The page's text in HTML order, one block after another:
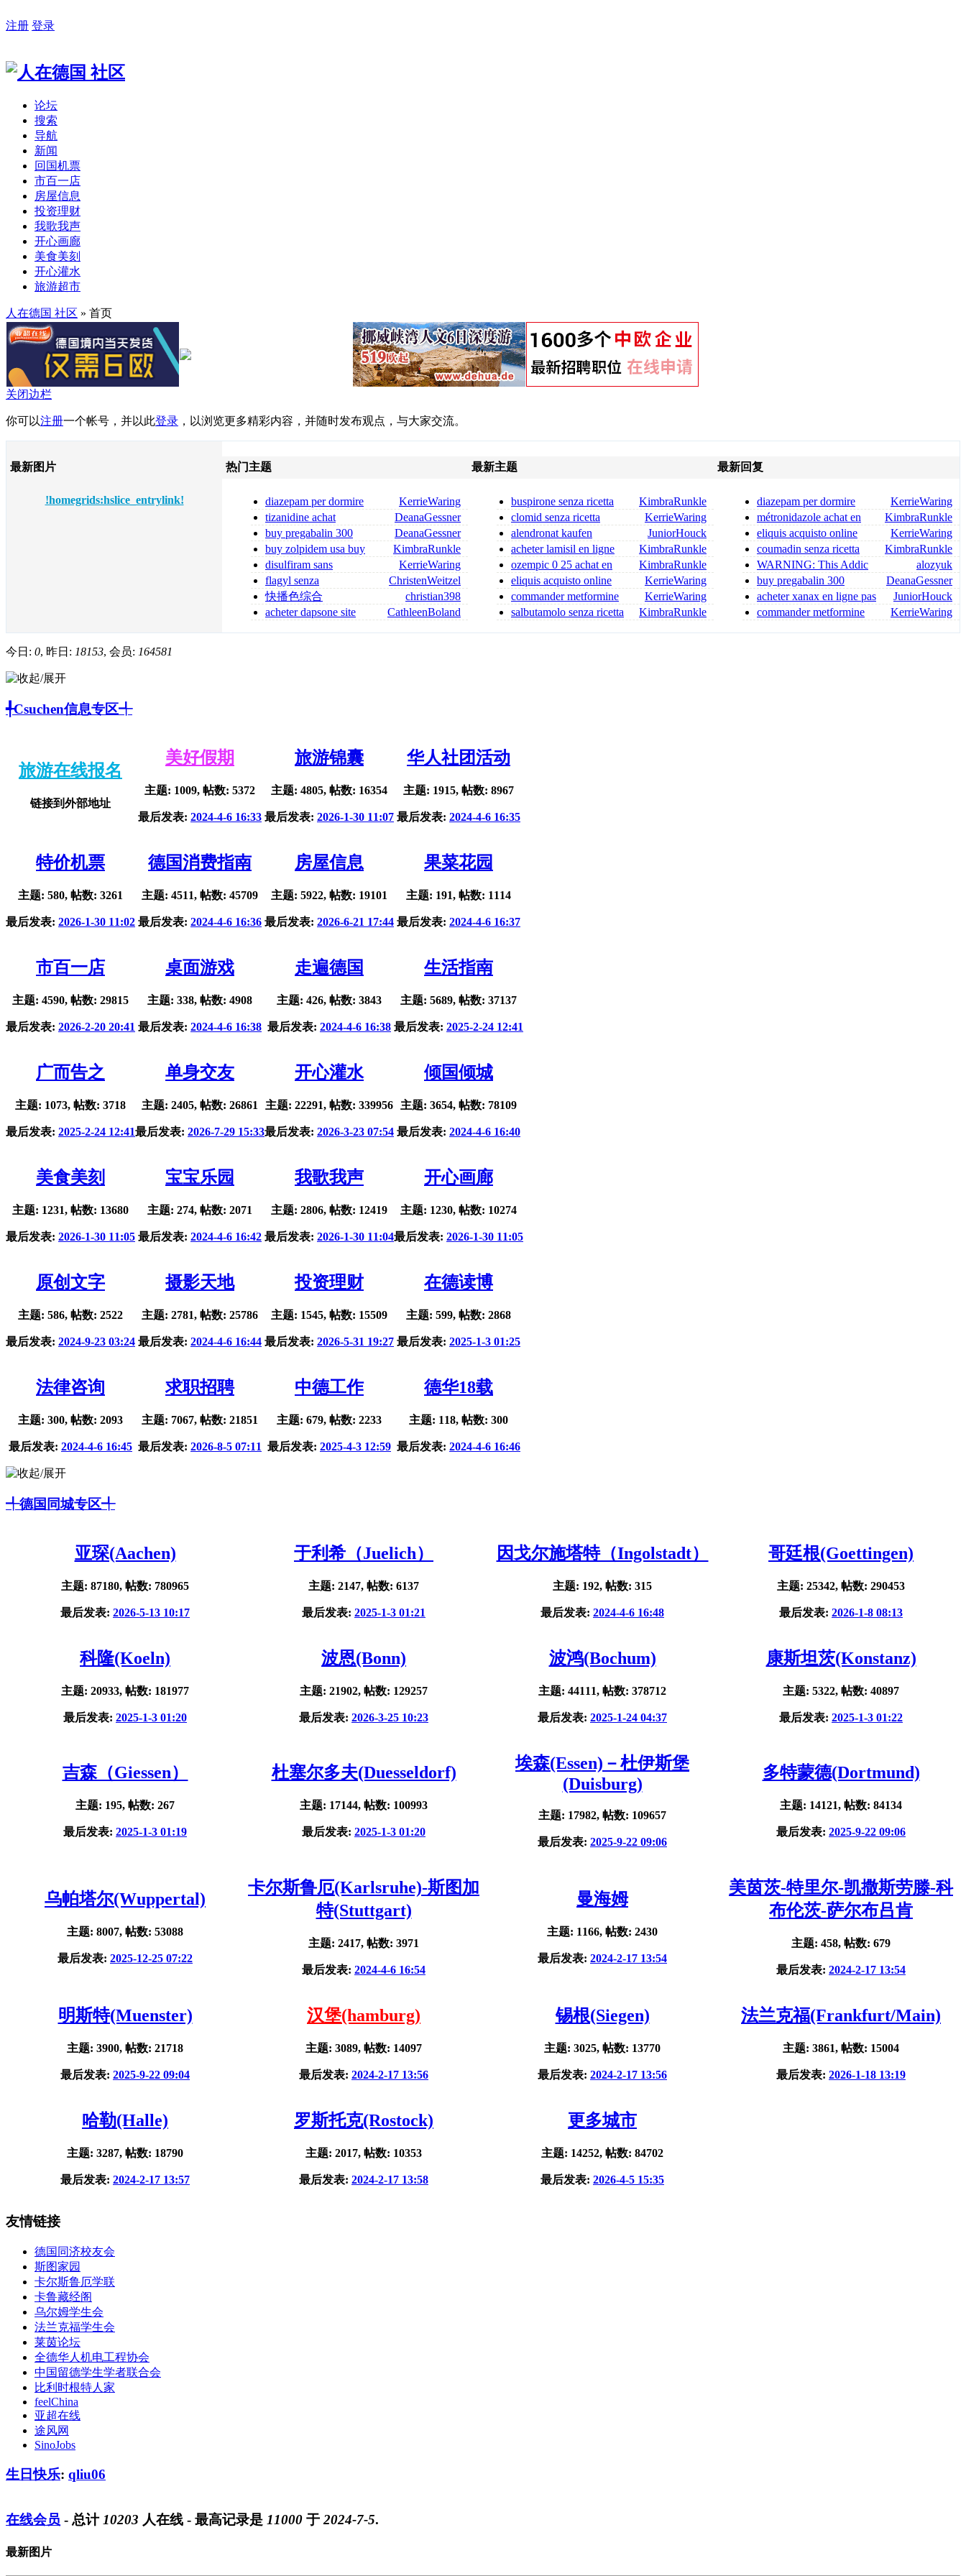
注册 登录
论坛
搜索
导航
新闻
回国机票
市百一店
房屋信息
投资理财
我歌我声
开心画廊
美食美刻
开心灌水
旅游超市
人在德国 社区 » 首页
关闭边栏
你可以注册一个帐号，并以此登录 ，以浏览更多精彩内容，并随时发布观点，与大家交流。
最新图片
!homegrids:hslice_entrylink!
热门主题
KerrieWaring
diazepam per dormire
diazepam compresse
DeanaGessner
tizanidine achat
tizanidine sans ordonnance
DeanaGessner
buy pregabalin 300
online pregabalin 300 mg for saKimbraRunkle
buy zolpidem usa buy
zolpidem
KerrieWaring
disulfiram sans
ordonnance
ChristenWeitzel
flagyl senza
prescrizione medica flagyl si può cochristian398
快播色综合
CathleenBoland
acheter dapsone site
最新主题
KimbraRunkle
buspirone senza ricetta
buspirone acquisto
KerrieWaring
clomid senza ricetta
clomid acquisto on line
JuniorHouck
alendronat kaufen
alendronat rezeptfrei
KimbraRunkle
acheter lamisil en ligne
acheter lamisil
KimbraRunkle
ozempic 0 25 achat en
ligne commande ozempic
KerrieWaring
eliquis acquisto online
eliquis senza ricetta
KerrieWaring
commander metformine
sur internet acheter metformi
KimbraRunkle
salbutamolo senza ricetta
最新回复
KerrieWaring
diazepam per dormire
diazepam compresse
KimbraRunkle
métronidazole achat en
ligne 2026
KerrieWaring
eliquis acquisto online
eliquis senza ricetta
KimbraRunkle
coumadin senza ricetta
alozyuk
WARNING: This Addic
DeanaGessner
buy pregabalin 300
online pregabalin 300 mg for sa
JuniorHouck
acheter xanax en ligne pas
cher xanax 1 mg prix be
KerrieWaring
commander metformine
今日: 0, 昨日: 18153, 会员: 164581
╃Csuchen信息专区╃
旅游在线报名
链接到外部地址
美好假期
主题: 1009, 帖数: 5372
最后发表: 2024-4-6 16:33
旅游锦囊
主题: 4805, 帖数: 16354
最后发表: 2026-1-30 11:07
华人社团活动
主题: 1915, 帖数: 8967
最后发表: 2024-4-6 16:35
特价机票
主题: 580, 帖数: 3261
最后发表: 2026-1-30 11:02
德国消费指南
主题: 4511, 帖数: 45709
最后发表: 2024-4-6 16:36
房屋信息
主题: 5922, 帖数: 19101
最后发表: 2026-6-21 17:44
果菜花园
主题: 191, 帖数: 1114
最后发表: 2024-4-6 16:37
市百一店
主题: 4590, 帖数: 29815
最后发表: 2026-2-20 20:41
桌面游戏
主题: 338, 帖数: 4908
最后发表: 2024-4-6 16:38
走遍德国
主题: 426, 帖数: 3843
最后发表: 2024-4-6 16:38
生活指南
主题: 5689, 帖数: 37137
最后发表: 2025-2-24 12:41
广而告之
主题: 1073, 帖数: 3718
最后发表: 2025-2-24 12:41
单身交友
主题: 2405, 帖数: 26861
最后发表: 2026-7-29 15:33
开心灌水
主题: 22291, 帖数: 339956
最后发表: 2026-3-23 07:54
倾国倾城
主题: 3654, 帖数: 78109
最后发表: 2024-4-6 16:40
美食美刻
主题: 1231, 帖数: 13680
最后发表: 2026-1-30 11:05
宝宝乐园
主题: 274, 帖数: 2071
最后发表: 2024-4-6 16:42
我歌我声
主题: 2806, 帖数: 12419
最后发表: 2026-1-30 11:04
开心画廊
主题: 1230, 帖数: 10274
最后发表: 2026-1-30 11:05
原创文字
主题: 586, 帖数: 2522
最后发表: 2024-9-23 03:24
摄影天地
主题: 2781, 帖数: 25786
最后发表: 2024-4-6 16:44
投资理财
主题: 1545, 帖数: 15509
最后发表: 2026-5-31 19:27
在德读博
主题: 599, 帖数: 2868
最后发表: 2025-1-3 01:25
法律咨询
主题: 300, 帖数: 2093
最后发表: 2024-4-6 16:45
求职招聘
主题: 7067, 帖数: 21851
最后发表: 2026-8-5 07:11
中德工作
主题: 679, 帖数: 2233
最后发表: 2025-4-3 12:59
德华18载
主题: 118, 帖数: 300
最后发表: 2024-4-6 16:46
╃德国同城专区╃
亚琛(Aachen)
主题: 87180, 帖数: 780965
最后发表: 2026-5-13 10:17
于利希（Juelich）
主题: 2147, 帖数: 6137
最后发表: 2025-1-3 01:21
因戈尔施塔特（Ingolstadt）
主题: 192, 帖数: 315
最后发表: 2024-4-6 16:48
哥廷根(Goettingen)
主题: 25342, 帖数: 290453
最后发表: 2026-1-8 08:13
科隆(Koeln)
主题: 20933, 帖数: 181977
最后发表: 2025-1-3 01:20
波恩(Bonn)
主题: 21902, 帖数: 129257
最后发表: 2026-3-25 10:23
波鸿(Bochum)
主题: 44111, 帖数: 378712
最后发表: 2025-1-24 04:37
康斯坦茨(Konstanz)
主题: 5322, 帖数: 40897
最后发表: 2025-1-3 01:22
吉森（Giessen）
主题: 195, 帖数: 267
最后发表: 2025-1-3 01:19
杜塞尔多夫(Duesseldorf)
主题: 17144, 帖数: 100993
最后发表: 2025-1-3 01:20
埃森(Essen)－杜伊斯堡
(Duisburg)
主题: 17982, 帖数: 109657
最后发表: 2025-9-22 09:06
多特蒙德(Dortmund)
主题: 14121, 帖数: 84134
最后发表: 2025-9-22 09:06
乌帕塔尔(Wuppertal)
主题: 8007, 帖数: 53088
最后发表: 2025-12-25 07:22
卡尔斯鲁厄(Karlsruhe)-斯图加
特(Stuttgart)
主题: 2417, 帖数: 3971
最后发表: 2024-4-6 16:54
曼海姆
主题: 1166, 帖数: 2430
最后发表: 2024-2-17 13:54
美茵茨-特里尔-凯撒斯劳滕-科
布伦茨-萨尔布吕肯
主题: 458, 帖数: 679
最后发表: 2024-2-17 13:54
明斯特(Muenster)
主题: 3900, 帖数: 21718
最后发表: 2025-9-22 09:04
汉堡(hamburg)
主题: 3089, 帖数: 14097
最后发表: 2024-2-17 13:56
锡根(Siegen)
主题: 3025, 帖数: 13770
最后发表: 2024-2-17 13:56
法兰克福(Frankfurt/Main)
主题: 3861, 帖数: 15004
最后发表: 2026-1-18 13:19
哈勒(Halle)
主题: 3287, 帖数: 18790
最后发表: 2024-2-17 13:57
罗斯托克(Rostock)
主题: 2017, 帖数: 10353
最后发表: 2024-2-17 13:58
更多城市
主题: 14252, 帖数: 84702
最后发表: 2026-4-5 15:35
友情链接
德国同济校友会
斯图家园
卡尔斯鲁厄学联
卡鲁藏经阁
乌尔姆学生会
法兰克福学生会
莱茵论坛
全德华人机电工程协会
中国留德学生学者联合会
比利时根特人家
feelChina
亚超在线
途风网
SinoJobs
生日快乐: qliu06
在线会员 - 总计10203 人在线 - 最高记录是 11000 于2024-7-5.
最新图片